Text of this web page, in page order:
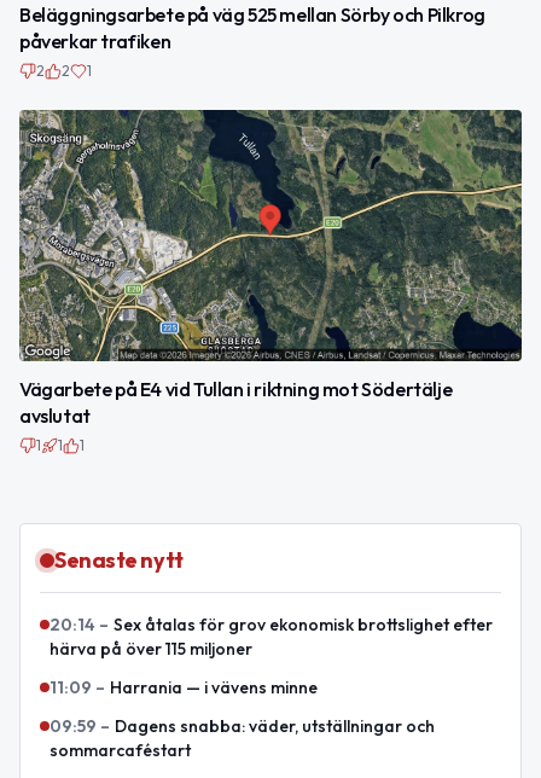
Beläggningsarbete på väg 525 mellan Sörby och Pilkrog
påverkar trafiken
2 2 1
Vägarbete på E4 vid Tullan i riktning mot Södertälje
avslutat
1 1 1
Senaste nytt
20:14 – Sex åtalas för grov ekonomisk brottslighet efter
härva på över 115 miljoner
11:09 – Harrania — i vävens minne
09:59 – Dagens snabba: väder, utställningar och
sommarcaféstart